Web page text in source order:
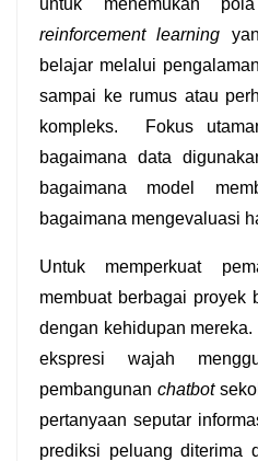
reinforcement learning
belajar melalui
sampai ke rumus atau
kompleks.  Fokus
bagaimana data
bagaimana model
bagaimana mengevaluasi
Untuk memperkuat
membuat berbagai proyek
dengan kehidupan
ekspresi wajah
pembangunan chatbot
pertanyaan seputar
prediksi peluang diterima